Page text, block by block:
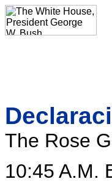
The Rose
10:45 A.M.